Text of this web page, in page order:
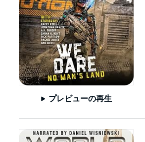
プレビューの再生